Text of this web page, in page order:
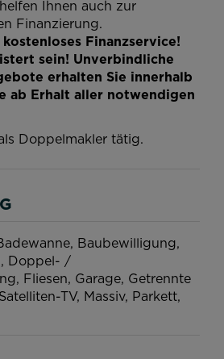
Ihnen auch zur
Finanzierung.
Finanzservice!
sein! Unverbindliche
erhalten Sie innerhalb
ab Erhalt aller notwendigen
Doppelmakler tätig.
Baubewilligung
Doppel- /
Fliesen Garage Getrennte
TV Massiv Parkett